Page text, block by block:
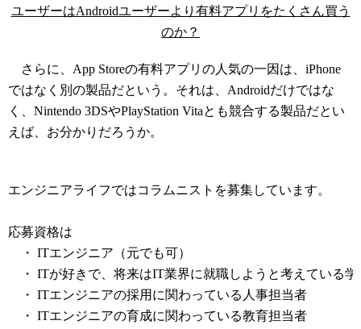
ユーザーはAndroidユーザーより有料アプリをたくさん買う
のか？
さらに、App Storeの有料アプリの人気の一因は、iPhone
ではなく別の製品だという。それは、Androidだけではな
く、Nintendo 3DSやPlayStation Vitaとも競合する製品だとい
えば、お分かりだろうか。
エンジニアライフではコラムニストを募集しています。
応募資格は
・ ITエンジニア（元でも可）
・ ITが好きで、将来はIT業界に就職しようと考えている学
・ ITエンジニアの採用に関わっている人事担当者
・ ITエンジニアの育成に関わっている教育担当者